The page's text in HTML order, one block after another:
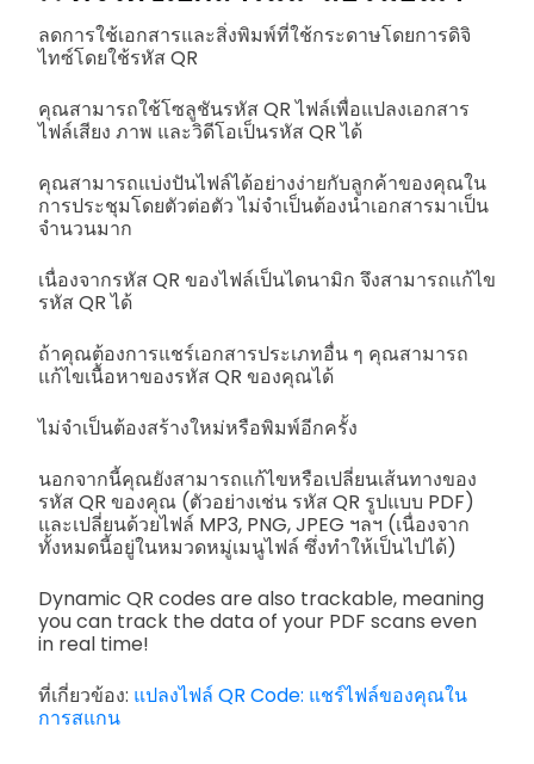
ลดการใช้เอกสารและสิ่งพิมพ์ที่ใช้กระดาษโดยการดิจิ
ไทซ์โดยใช้รหัส QR
คุณสามารถใช้โซลูชันรหัส QR ไฟล์เพื่อแปลงเอกสาร
ไฟล์เสียง ภาพ และวิดีโอเป็นรหัส QR ได้
คุณสามารถแบ่งปันไฟล์ได้อย่างง่ายกับลูกค้าของคุณใน
การประชุมโดยตัวต่อตัว ไม่จำเป็นต้องนำเอกสารมาเป็น
จำนวนมาก
เนื่องจากรหัส QR ของไฟล์เป็นไดนามิก จึงสามารถแก้ไข
รหัส QR ได้
ถ้าคุณต้องการแชร์เอกสารประเภทอื่น ๆ คุณสามารถ
แก้ไขเนื้อหาของรหัส QR ของคุณได้
ไม่จำเป็นต้องสร้างใหม่หรือพิมพ์อีกครั้ง
นอกจากนี้คุณยังสามารถแก้ไขหรือเปลี่ยนเส้นทางของ
รหัส QR ของคุณ (ตัวอย่างเช่น รหัส QR รูปแบบ PDF)
และเปลี่ยนด้วยไฟล์ MP3, PNG, JPEG ฯลฯ (เนื่องจาก
ทั้งหมดนี้อยู่ในหมวดหมู่เมนูไฟล์ ซึ่งทำให้เป็นไปได้)
Dynamic QR codes are also trackable, meaning
you can track the data of your PDF scans even
in real time!
ที่เกี่ยวข้อง: แปลงไฟล์ QR Code: แชร์ไฟล์ของคุณใน
การสแกน